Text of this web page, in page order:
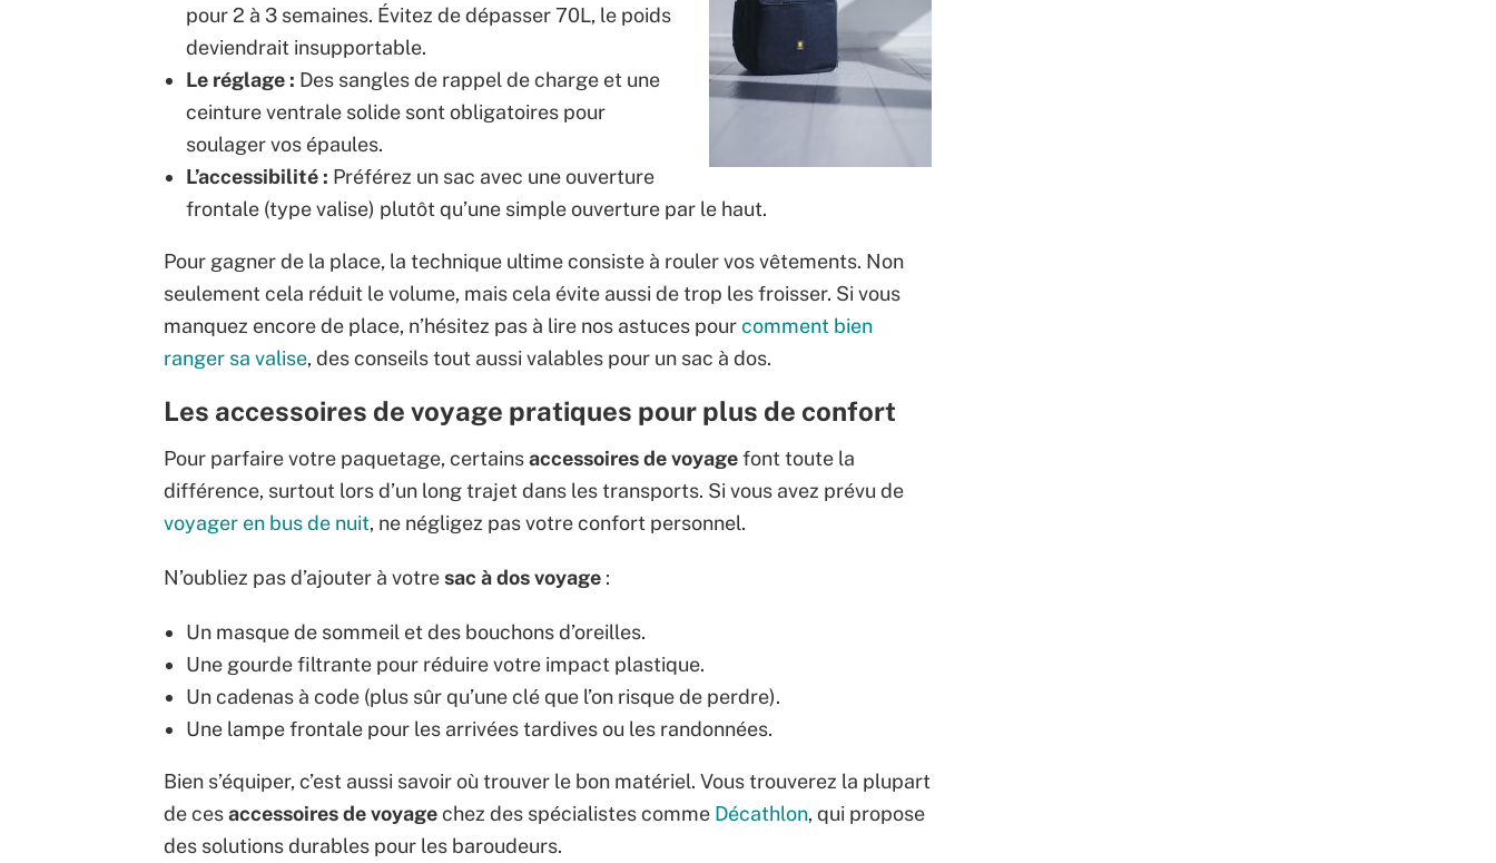
pour 2 à 3 semaines. Évitez de dépasser 70L, le poids
deviendrait insupportable.
Le réglage : Des sangles de rappel de charge et une
ceinture ventrale solide sont obligatoires pour
soulager vos épaules.
L’accessibilité : Préférez un sac avec une ouverture
frontale (type valise) plutôt qu’une simple ouverture par le haut.
Pour gagner de la place, la technique ultime consiste à rouler vos vêtements. Non
seulement cela réduit le volume, mais cela évite aussi de trop les froisser. Si vous
manquez encore de place, n’hésitez pas à lire nos astuces pourcomment bien
ranger sa valise, des conseils tout aussi valables pour un sac à dos.
Les accessoires de voyage pratiques pour plus de confort
Pour parfaire votre paquetage, certainsaccessoires de voyagefont toute la
différence, surtout lors d’un long trajet dans les transports. Si vous avez prévu de
voyager en bus de nuit, ne négligez pas votre confort personnel.
N’oubliez pas d’ajouter à votresac à dos voyage :
Un masque de sommeil et des bouchons d’oreilles.
Une gourde filtrante pour réduire votre impact plastique.
Un cadenas à code (plus sûr qu’une clé que l’on risque de perdre).
Une lampe frontale pour les arrivées tardives ou les randonnées.
Bien s’équiper, c’est aussi savoir où trouver le bon matériel. Vous trouverez la plupart
de cesaccessoires de voyagechez des spécialistes comme Décathlon, qui propose
des solutions durables pour les baroudeurs.